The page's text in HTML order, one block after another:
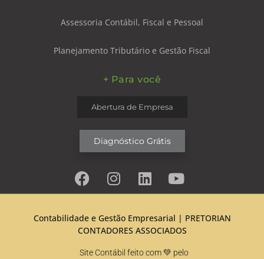
Assessoria Contábil, Fiscal e Pessoal
Planejamento Tributário e Gestão Fiscal
+ Para você
Abertura de Empresa
Diagnóstico Grátis
Contabilidade e Gestão Empresarial | PRETORIAN
CONTADORES ASSOCIADOS
Site Contábil feito com 💚 pelo